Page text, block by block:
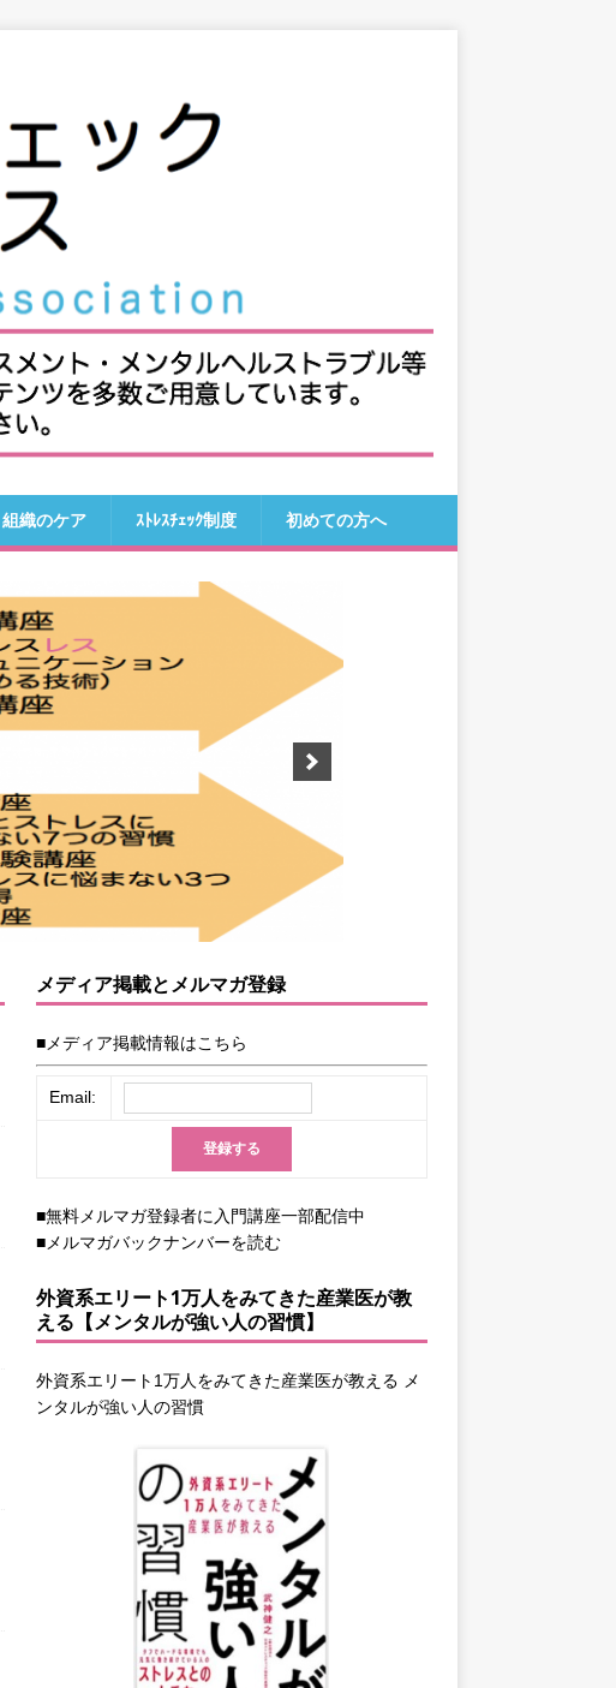
組織のケア ｽﾄﾚｽﾁｪｯｸ制度 初めての方へ
メディア掲載とメルマガ登録
■メディア掲載情報はこちら
Email:
■無料メルマガ登録者に入門講座一部配信中
■メルマガバックナンバーを読む
外資系エリート1万人をみてきた産業医が教
える【メンタルが強い人の習慣】
外資系エリート1万人をみてきた産業医が教える メ
ンタルが強い人の習慣